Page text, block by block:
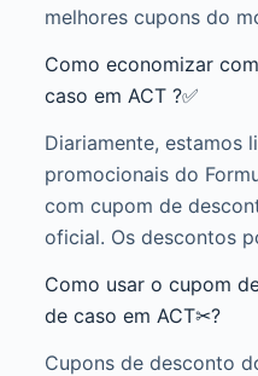
melhores cupons do
Como economizar
caso em ACT ?✅
Diariamente, estamos
promocionais do
com cupom de
oficial. Os descontos
Como usar o cupom
de caso em ACT✂?
Cupons de desconto